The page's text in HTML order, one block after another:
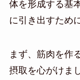
体を形成する基
に引き出すため
まず、筋肉を作
摂取を心がけま